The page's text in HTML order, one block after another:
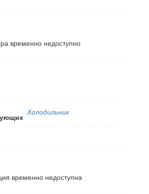
временно недоступно
Холодильник
временно недоступна